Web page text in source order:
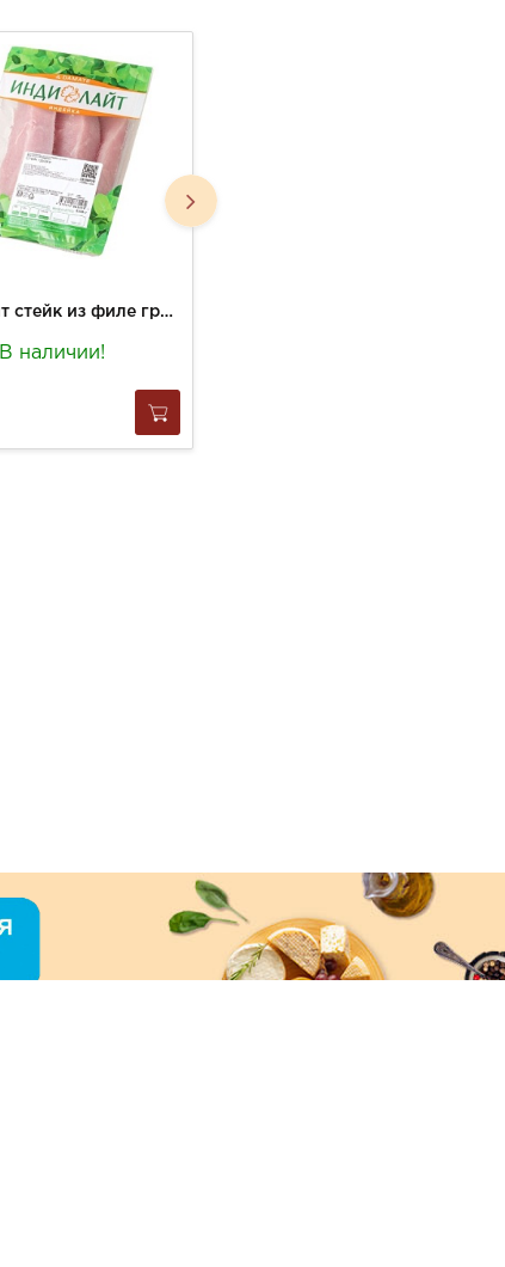
Индилайт стейк из филе грудки индейки 0,525кг
В наличии!